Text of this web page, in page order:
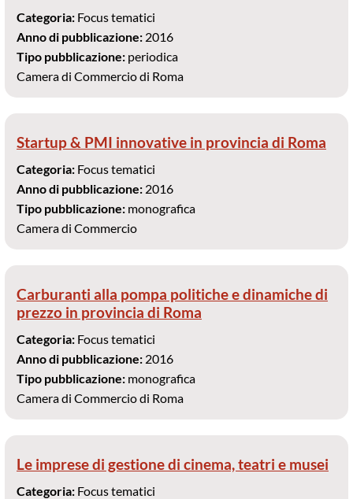
Categoria: Focus tematici
Anno di pubblicazione: 2016
Tipo pubblicazione: periodica
Camera di Commercio di Roma
Startup & PMI innovative in provincia di Roma
Categoria: Focus tematici
Anno di pubblicazione: 2016
Tipo pubblicazione: monografica
Camera di Commercio
Carburanti alla pompa politiche e dinamiche di
prezzo in provincia di Roma
Categoria: Focus tematici
Anno di pubblicazione: 2016
Tipo pubblicazione: monografica
Camera di Commercio di Roma
Le imprese di gestione di cinema, teatri e musei
Categoria: Focus tematici